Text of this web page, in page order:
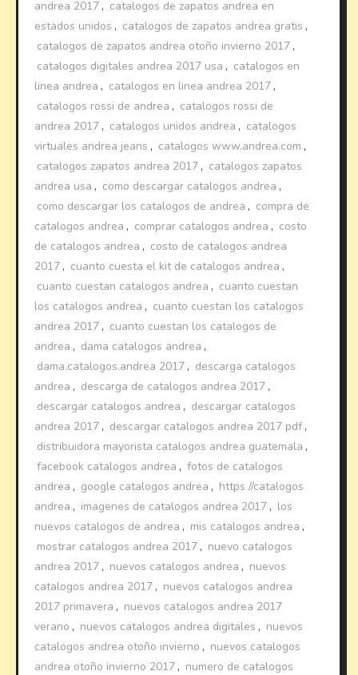
andrea 2017 , catalogos de zapatos andrea en
estados unidos , catalogos de zapatos andrea gratis ,
catalogos de zapatos andrea otoño invierno 2017 ,
catalogos digitales andrea 2017 usa , catalogos en
linea andrea , catalogos en linea andrea 2017 ,
catalogos rossi de andrea , catalogos rossi de
andrea 2017 , catalogos unidos andrea , catalogos
virtuales andrea jeans , catalogos www.andrea.com ,
catalogos zapatos andrea 2017 , catalogos zapatos
andrea usa , como descargar catalogos andrea ,
como descargar los catalogos de andrea , compra de
catalogos andrea , comprar catalogos andrea , costo
de catalogos andrea , costo de catalogos andrea
2017 , cuanto cuesta el kit de catalogos andrea ,
cuanto cuestan catalogos andrea , cuanto cuestan
los catalogos andrea , cuanto cuestan los catalogos
andrea 2017 , cuanto cuestan los catalogos de
andrea , dama catalogos andrea ,
dama.catalogos.andrea 2017 , descarga catalogos
andrea , descarga de catalogos andrea 2017 ,
descargar catalogos andrea , descargar catalogos
andrea 2017 , descargar catalogos andrea 2017 pdf ,
distribuidora mayorista catalogos andrea guatemala ,
facebook catalogos andrea , fotos de catalogos
andrea , google catalogos andrea , https //catalogos
andrea , imagenes de catalogos andrea 2017 , los
nuevos catalogos de andrea , mis catalogos andrea ,
mostrar catalogos andrea 2017 , nuevo catalogos
andrea 2017 , nuevos catalogos andrea , nuevos
catalogos andrea 2017 , nuevos catalogos andrea
2017 primavera , nuevos catalogos andrea 2017
verano , nuevos catalogos andrea digitales , nuevos
catalogos andrea otoño invierno , nuevos catalogos
andrea otoño invierno 2017 , numero de catalogos